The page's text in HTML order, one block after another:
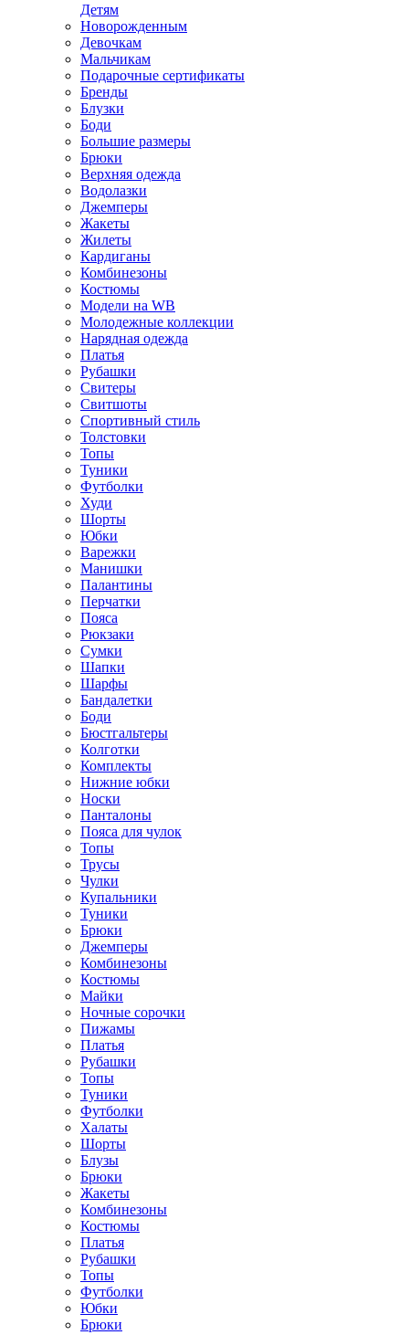
Детям
Новорожденным
Девочкам
Мальчикам
Подарочные сертификаты
Бренды
Блузки
Боди
Большие размеры
Брюки
Верхняя одежда
Водолазки
Джемперы
Жакеты
Жилеты
Кардиганы
Комбинезоны
Костюмы
Модели на WB
Молодежные коллекции
Нарядная одежда
Платья
Рубашки
Свитеры
Свитшоты
Спортивный стиль
Толстовки
Топы
Туники
Футболки
Худи
Шорты
Юбки
Варежки
Манишки
Палантины
Перчатки
Пояса
Рюкзаки
Сумки
Шапки
Шарфы
Бандалетки
Боди
Бюстгальтеры
Колготки
Комплекты
Нижние юбки
Носки
Панталоны
Поясa для чулок
Топы
Трусы
Чулки
Купальники
Туники
Брюки
Джемперы
Комбинезоны
Костюмы
Майки
Ночные сорочки
Пижамы
Платья
Рубашки
Топы
Туники
Футболки
Халаты
Шорты
Блузы
Брюки
Жакеты
Комбинезоны
Костюмы
Платья
Рубашки
Топы
Футболки
Юбки
Брюки